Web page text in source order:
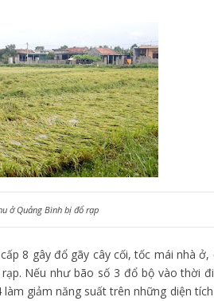
ở Quảng Bình bị đổ rạp
8 gây đổ gãy cây cối, tốc mái nhà ở,
Nếu như bão số 3 đổ bộ vào thời
giảm năng suất trên những diện